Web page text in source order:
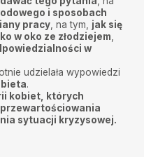
i sposobach
pracy , na tym, jak się
w oko ze złodziejem
w
udzielała wypowiedzi
.
kobiet, których
przewartościowania
sytuacji kryzysowej.